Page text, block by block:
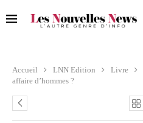
Accueil LNN Edition Livre
affaire d’hommes ?